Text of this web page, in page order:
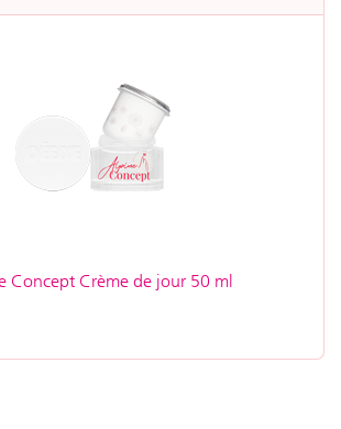
Concept Crème de jour 50 ml